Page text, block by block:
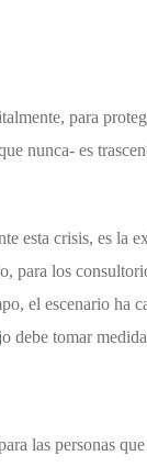
para
nunca- es
esta crisis, es la
para los
el escenario ha
debe tomar
las personas